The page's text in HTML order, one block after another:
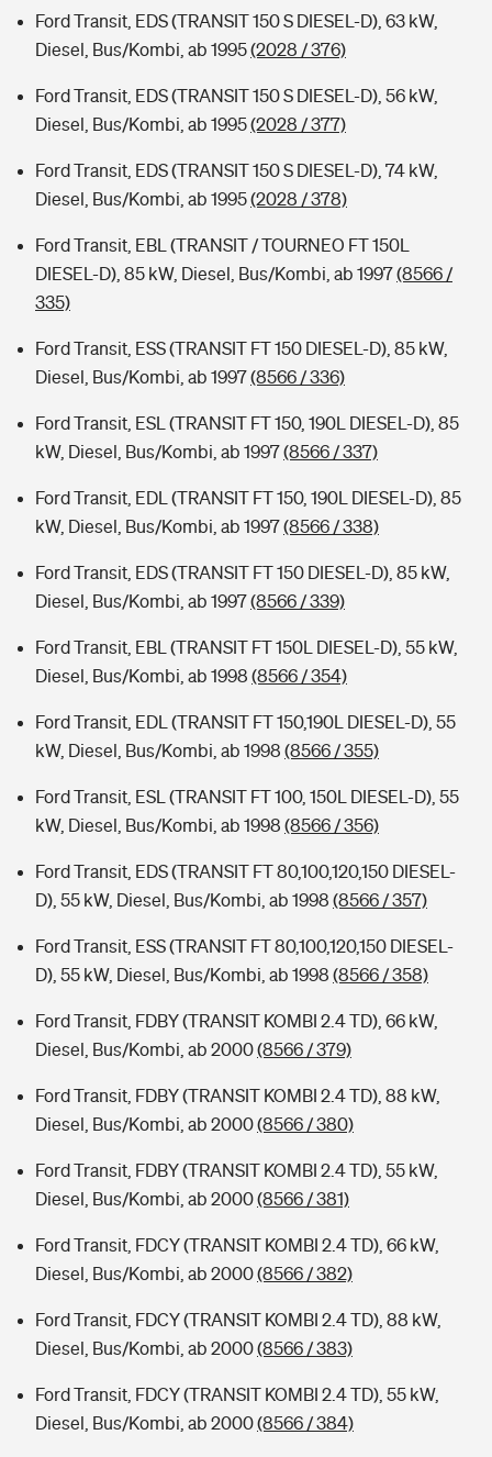
Ford Transit, EDS (TRANSIT 150 S DIESEL-D), 63 kW,
Diesel, Bus/Kombi, ab 1995(2028 / 376)
Ford Transit, EDS (TRANSIT 150 S DIESEL-D), 56 kW,
Diesel, Bus/Kombi, ab 1995(2028 / 377)
Ford Transit, EDS (TRANSIT 150 S DIESEL-D), 74 kW,
Diesel, Bus/Kombi, ab 1995(2028 / 378)
Ford Transit, EBL (TRANSIT / TOURNEO FT 150L
DIESEL-D), 85 kW, Diesel, Bus/Kombi, ab 1997(8566 /
335)
Ford Transit, ESS (TRANSIT FT 150 DIESEL-D), 85 kW,
Diesel, Bus/Kombi, ab 1997(8566 / 336)
Ford Transit, ESL (TRANSIT FT 150, 190L DIESEL-D), 85
kW, Diesel, Bus/Kombi, ab 1997(8566 / 337)
Ford Transit, EDL (TRANSIT FT 150, 190L DIESEL-D), 85
kW, Diesel, Bus/Kombi, ab 1997(8566 / 338)
Ford Transit, EDS (TRANSIT FT 150 DIESEL-D), 85 kW,
Diesel, Bus/Kombi, ab 1997(8566 / 339)
Ford Transit, EBL (TRANSIT FT 150L DIESEL-D), 55 kW,
Diesel, Bus/Kombi, ab 1998 (8566 / 354)
Ford Transit, EDL (TRANSIT FT 150,190L DIESEL-D), 55
kW, Diesel, Bus/Kombi, ab 1998 (8566 / 355)
Ford Transit, ESL (TRANSIT FT 100, 150L DIESEL-D), 55
kW, Diesel, Bus/Kombi, ab 1998 (8566 / 356)
Ford Transit, EDS (TRANSIT FT 80,100,120,150 DIESEL-
D), 55 kW, Diesel, Bus/Kombi, ab 1998 (8566 / 357)
Ford Transit, ESS (TRANSIT FT 80,100,120,150 DIESEL-
D), 55 kW, Diesel, Bus/Kombi, ab 1998 (8566 / 358)
Ford Transit, FDBY (TRANSIT KOMBI 2.4 TD), 66 kW,
Diesel, Bus/Kombi, ab 2000(8566 / 379)
Ford Transit, FDBY (TRANSIT KOMBI 2.4 TD), 88 kW,
Diesel, Bus/Kombi, ab 2000(8566 / 380)
Ford Transit, FDBY (TRANSIT KOMBI 2.4 TD), 55 kW,
Diesel, Bus/Kombi, ab 2000(8566 / 381)
Ford Transit, FDCY (TRANSIT KOMBI 2.4 TD), 66 kW,
Diesel, Bus/Kombi, ab 2000(8566 / 382)
Ford Transit, FDCY (TRANSIT KOMBI 2.4 TD), 88 kW,
Diesel, Bus/Kombi, ab 2000(8566 / 383)
Ford Transit, FDCY (TRANSIT KOMBI 2.4 TD), 55 kW,
Diesel, Bus/Kombi, ab 2000(8566 / 384)